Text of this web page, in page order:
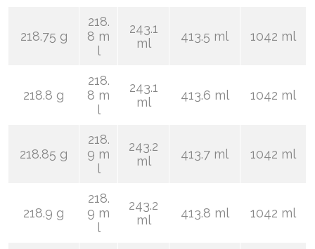
218.75 g
218.
8 m
l
243.1
ml
413.5 ml 1042 ml
218.8 g
218.
8 m
l
243.1
ml
413.6 ml 1042 ml
218.85 g
218.
9 m
l
243.2
ml
413.7 ml 1042 ml
218.9 g
218.
9 m
l
243.2
ml
413.8 ml 1042 ml